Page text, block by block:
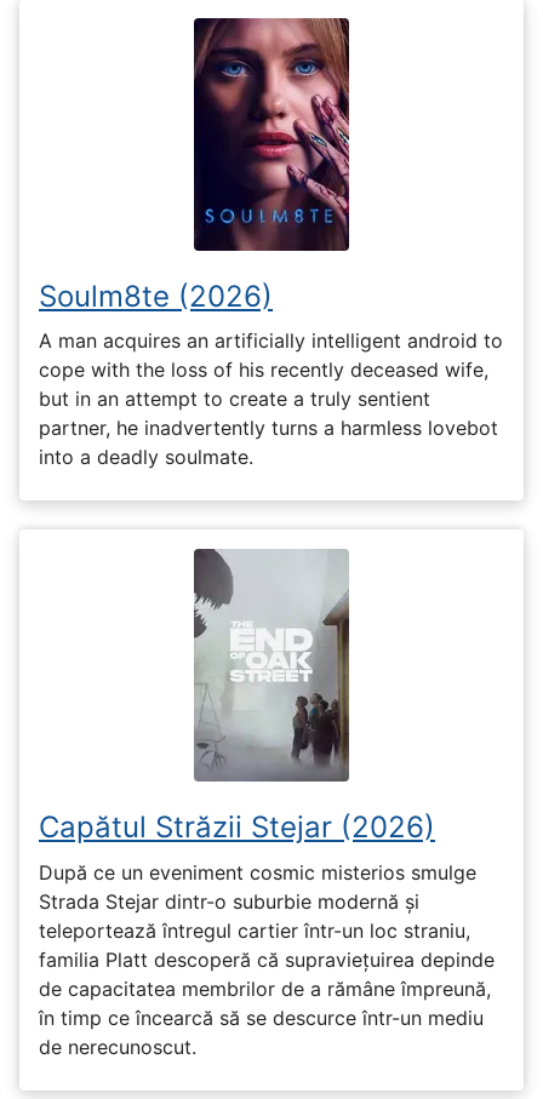
Soulm8te (2026)
A man acquires an artificially intelligent android to
cope with the loss of his recently deceased wife,
but in an attempt to create a truly sentient
partner, he inadvertently turns a harmless lovebot
into a deadly soulmate.
Capătul Străzii Stejar (2026)
După ce un eveniment cosmic misterios smulge
Strada Stejar dintr-o suburbie modernă și
teleportează întregul cartier într-un loc straniu,
familia Platt descoperă că supraviețuirea depinde
de capacitatea membrilor de a rămâne împreună,
în timp ce încearcă să se descurce într-un mediu
de nerecunoscut.